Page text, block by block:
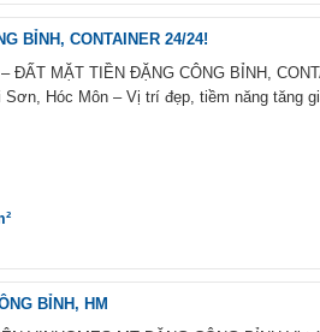
BỈNH, CONTAINER 24/24!
ĐẤT MẶT TIỀN ĐẶNG CÔNG BỈNH,
Hóc Môn – Vị trí đẹp, tiềm năng tăng
BỈNH, HM